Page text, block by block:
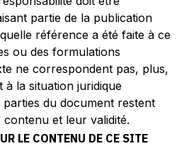
partie de la publication
référence a été faite à ce
ou des formulations
ne correspondent pas, plus,
la situation juridique
du document restent
et leur validité.
LE CONTENU DE CE SITE